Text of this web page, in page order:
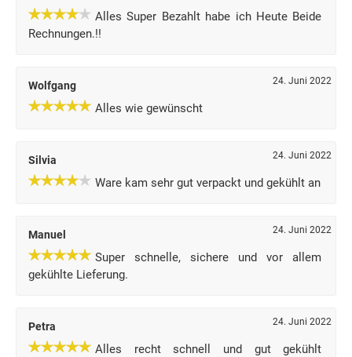
Alles Super Bezahlt habe ich Heute Beide
Rechnungen.!!
Wolfgang 24. Juni 2022
Alles wie gewünscht
Silvia 24. Juni 2022
Ware kam sehr gut verpackt und gekühlt an
Manuel 24. Juni 2022
Super schnelle, sichere und vor allem
gekühlte Lieferung.
Petra 24. Juni 2022
Alles recht schnell und gut gekühlt